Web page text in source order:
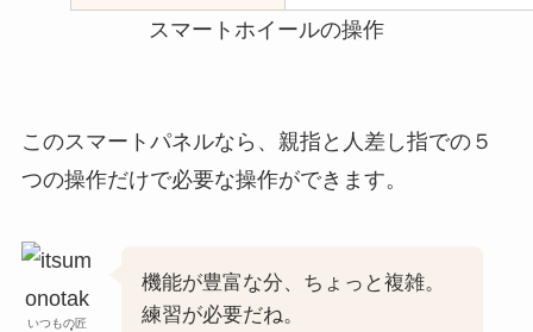
スマートホイールの操作
このスマートパネルなら、親指と人差し指での５
つの操作だけで必要な操作ができます。
いつもの匠
機能が豊富な分、ちょっと複雑。
練習が必要だね。